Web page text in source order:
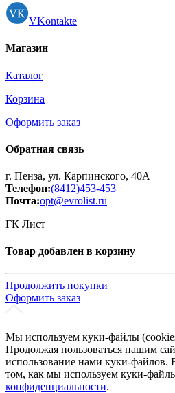
VKontakte
Магазин
Каталог
Корзина
Оформить заказ
Обратная связь
г. Пенза, ул. Карпинского, 40А
Телефон:(8412)453-453
Почта:opt@evrolist.ru
ГК Лист
Товар добавлен в корзину
Продолжить покупки
Оформить заказ
Мы используем куки-файлы
Продолжая пользоваться нашим
использование нами куки-файлов.
том, как мы используем куки-
конфиденциальности.